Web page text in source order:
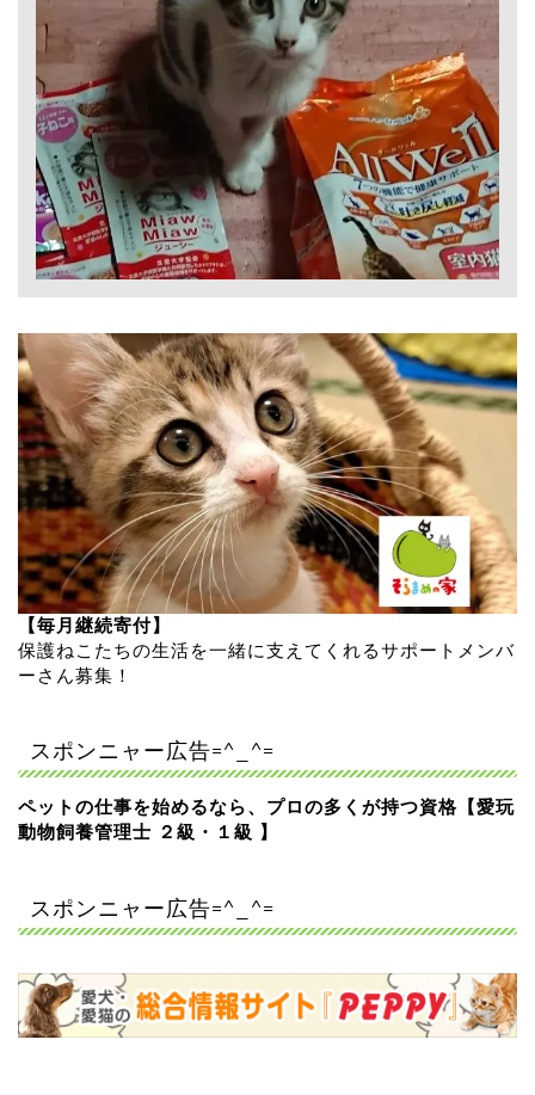
【毎月継続寄付】
保護ねこたちの生活を一緒に支えてくれるサポートメンバ
ーさん募集！
スポンニャー広告=^_^=
ペットの仕事を始めるなら、プロの多くが持つ資格【愛玩
動物飼養管理士 ２級・１級 】
スポンニャー広告=^_^=